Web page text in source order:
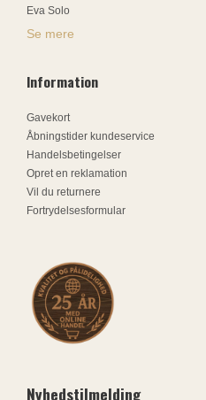
Eva Solo
Se mere
Information
Gavekort
Åbningstider kundeservice
Handelsbetingelser
Opret en reklamation
Vil du returnere
Fortrydelsesformular
Nyhedstilmelding